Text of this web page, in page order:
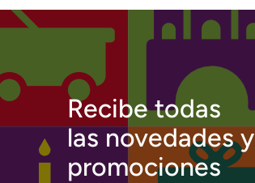
Recibe todas
las novedades y
promociones